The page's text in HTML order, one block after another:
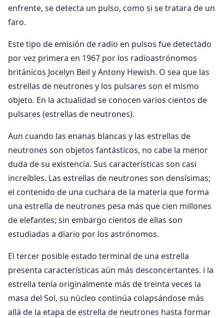
enfrente, se detecta un pulso, como si se tratara de un
faro.
Este tipo de emisión de radio en pulsos fue detectado
por vez primera en 1967 por los radioastrónomos
británicos Jocelyn Beil y Antony Hewish. O sea que las
estrellas de neutrones y los pulsares son el mismo
objeto. En la actualidad se conocen varios cientos de
pulsares (estrellas de neutrones).
Aun cuando las enanas blancas y las estrellas de
neutrones son objetos fantásticos, no cabe la menor
duda de su existencia. Sus características son casi
increíbles. Las estrellas de neutrones son densísimas;
el contenido de una cuchara de la materia que forma
una estrella de neutrones pesa más que cien millones
de elefantes; sin embargo cientos de ellas son
estudiadas a diario por los astrónomos.
El tercer posible estado terminal de una estrella
presenta características aún más desconcertantes. i la
estrella tenía originalmente más de treinta veces la
masa del Sol, su núcleo continúa colapsándose más
allá de la etapa de estrella de neutrones hasta formar